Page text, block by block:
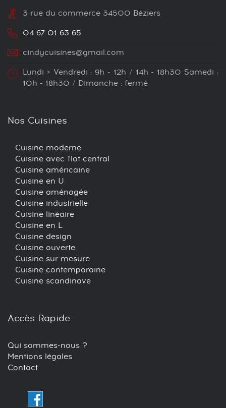
3 rue du commerce 34500 Béziers
04 67 01 63 65
cindycuisines@gmail.com
Lundi > Vendredi : 9h - 12h / 14h - 18h30 Samedi :
10h - 18h30 / Dimanche : fermé
Nos Cuisines
Cuisine moderne
Cuisine avec îlot central
Cuisine américaine
Cuisine en U
Cuisine aménagée
Cuisine industrielle
Cuisine linéaire
Cuisine en L
Cuisine design
Cuisine ouverte
Cuisine sur mesure
Cuisine contemporaine
Cuisine scandinave
Accès Rapide
Qui sommes-nous ?
Mentions légales
Contact